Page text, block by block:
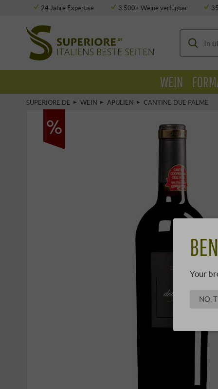
24 Jahre Expertise 3.500+ Weine verfügbar
SUPERIORE.DE WEIN APULIEN CANTINE DUE PALME
WEIN
Your
NO,